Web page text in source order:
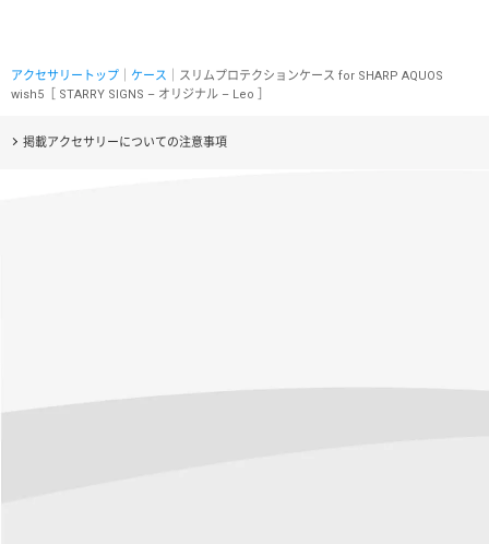
アクセサリートップ ケース ｜スリムプロテクションケース for SHARP AQUOS
wish5［ STARRY SIGNS – オリジナル – Leo ］
掲載アクセサリーについての注意事項